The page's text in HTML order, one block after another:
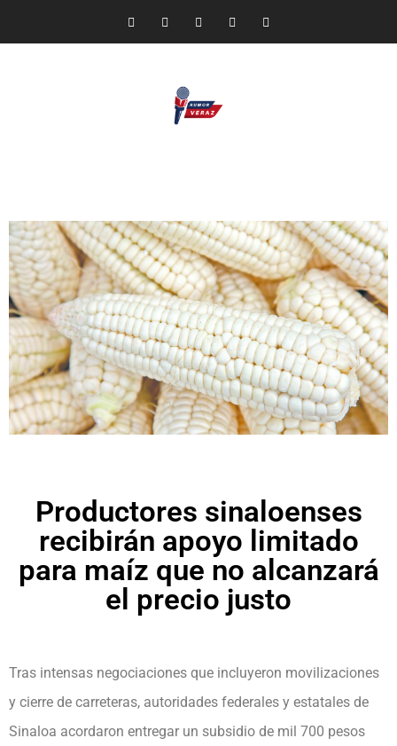
Productores sinaloenses
recibirán apoyo limitado
para maíz que no alcanzará
el precio justo
Tras intensas negociaciones que incluyeron movilizaciones
y cierre de carreteras, autoridades federales y estatales de
Sinaloa acordaron entregar un subsidio de mil 700 pesos